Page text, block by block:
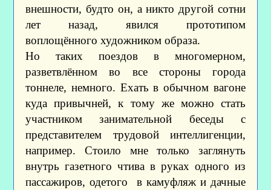
внешности, будто он, а никто другой сотни
лет назад, явился прототипом
воплощённого художником образа.
Но таких поездов в многомерном,
разветвлённом во все стороны города
тоннеле, немного. Ехать в обычном вагоне
куда привычней, к тому же можно стать
участником занимательной беседы с
представителем трудовой интеллигенции,
например. Стоило мне только заглянуть
внутрь газетного чтива в руках одного из
пассажиров, одетого в камуфляж и дачные